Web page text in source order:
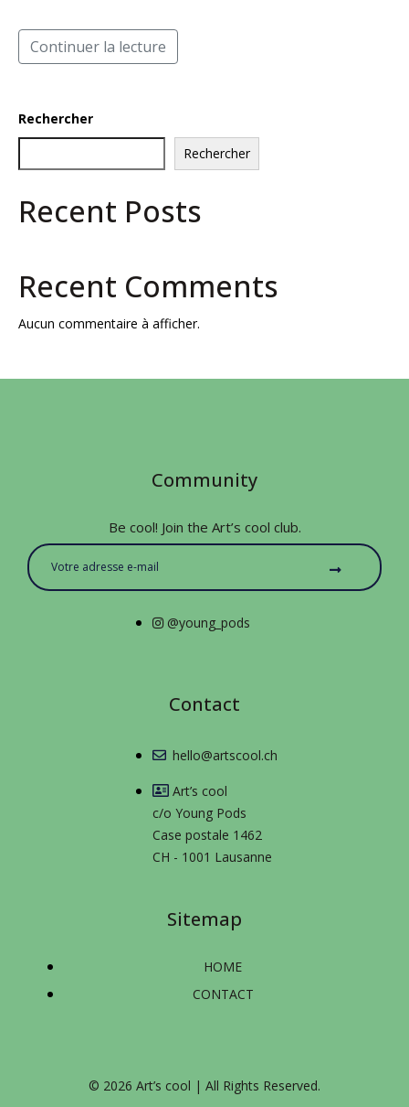
Continuer la lecture
Rechercher
Rechercher
Recent Posts
Recent Comments
Aucun commentaire à afficher.
Community
Be cool! Join the Art’s cool club.
@young_pods
Contact
hello@artscool.ch
Art’s cool
c/o Young Pods
Case postale 1462
CH - 1001 Lausanne
Sitemap
HOME
CONTACT
© 2026 Art’s cool | All Rights Reserved.